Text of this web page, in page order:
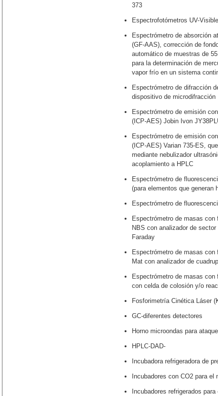
373
Espectrofotómetros UV-
Espectrómetro de absorción
(GF-AAS), corrección de
automático de muestras de
para la determinación de
vapor frío en un sistema
Espectrómetro de difracción
dispositivo de microdifracción
Espectrómetro de emisión
(ICP-AES) Jobin Ivon
Espectrómetro de emisión
(ICP-AES) Varian 735-ES,
mediante nebulizador
acoplamiento a HPLC
Espectrómetro de
(para elementos que generan
Espectrómetro de
Espectrómetro de masas
NBS con analizador de
Faraday
Espectrómetro de masas
Mat con analizador de
Espectrómetro de masas
con celda de colosión y/o
Fosforimetría Cinética Láser
GC-diferentes detectores
Horno microondas para
HPLC-DAD-
Incubadora refrigeradora de
Incubadores con CO2 para
Incubadores refrigerados